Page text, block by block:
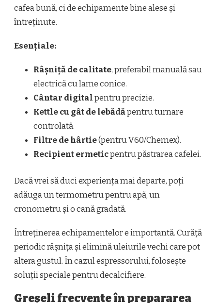
cafea bună, ci de echipamente bine alese și
întreținute.
Esențiale:
Râșniță de calitate, preferabil manuală sau
electrică cu lame conice.
Cântar digitalpentru precizie.
Kettle cu gât de lebădăpentru turnare
controlată.
Filtre de hârtie(pentru V60/Chemex).
Recipient ermeticpentru păstrarea cafelei.
Dacă vrei să duci experiența mai departe, poți
adăuga un termometru pentru apă, un
cronometru și o cană gradată.
Întreținerea echipamentelor e importantă. Curăță
periodic râșnița și elimină uleiurile vechi care pot
altera gustul. În cazul espressorului, folosește
soluții speciale pentru decalcifiere.
Greșeli frecvente în prepararea